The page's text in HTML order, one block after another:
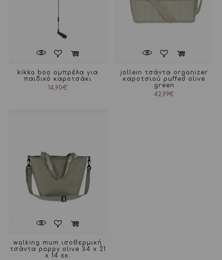
kikka boo ομπρέλα για
παιδικό καροτσάκι
14,90€
jollein τσάντα organizer
καροτσιού puffed olive
green
42,99€
walking mum ισοθερμική
τσάντα poppy olive 34 x 21
x 14 εκ.